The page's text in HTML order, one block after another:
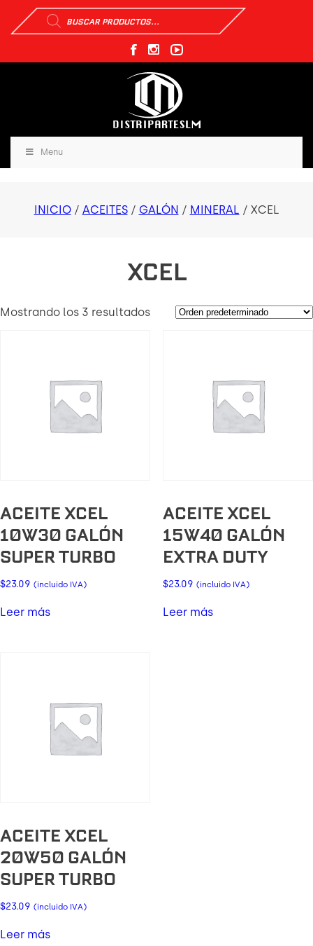
Búsqueda
de
productos
Menu
INICIO/ ACEITES/ GALÓN / MINERAL / XCEL
XCEL
Mostrando los 3 resultados
ACEITE XCEL
10W30 GALÓN
SUPER TURBO
$23.09 (incluido IVA)
Leer más
ACEITE XCEL
15W40 GALÓN
EXTRA DUTY
$23.09 (incluido IVA)
Leer más
ACEITE XCEL
20W50 GALÓN
SUPER TURBO
$23.09 (incluido IVA)
Leer más